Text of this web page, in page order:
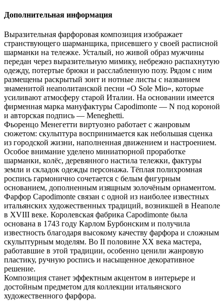
Дополнительная информация
Выразительная фарфоровая композиция изображает
странствующего шарманщика, присевшего у своей расписной
шарманки на тележке. Усталый, но живой образ мужчины
передан через выразительную мимику, небрежно распахнутую
одежду, потертые брюки и расслабленную позу. Рядом с ним
размещены раскрытый зонт и нотные листы с названием
знаменитой неаполитанской песни «O Sole Mio», которые
усиливают атмосферу старой Италии. На основании имеется
фирменная марка мануфактуры Capodimonte — N под короной
и авторская подпись — Meneghetti.
Фьоренцо Менегетти виртуозно работает с жанровым
сюжетом: скульптура воспринимается как небольшая сценка
из городской жизни, наполненная движением и настроением.
Особое внимание уделено миниатюрной проработке
шарманки, колёс, деревянного настила тележки, фактуры
земли и складок одежды персонажа. Тёплая полихромная
роспись гармонично сочетается с белым фигурным
основанием, дополненным изящным золочёным орнаментом.
Фарфор Capodimonte связан с одной из наиболее известных
итальянских художественных традиций, возникшей в Неаполе
в XVIII веке. Королевская фабрика Capodimonte была
основана в 1743 году Карлом Бурбонским и получила
известность благодаря высокому качеству фарфора и сложным
скульптурным моделям. Во II половине XX века мастера,
работавшие в этой традиции, особенно ценили жанровую
пластику, ручную роспись и насыщенное декоративное
решение.
Композиция станет эффектным акцентом в интерьере и
достойным предметом для коллекции итальянского
художественного фарфора.